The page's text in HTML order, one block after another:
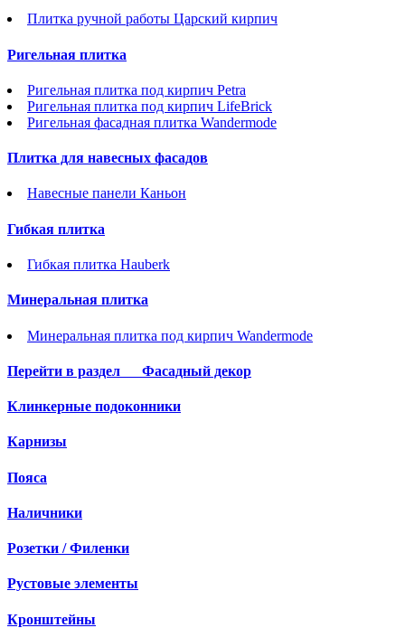
Плитка ручной работы Царский кирпич
Ригельная плитка
Ригельная плитка под кирпич Petra
Ригельная плитка под кирпич LifeBrick
Ригельная фасадная плитка Wandermode
Плитка для навесных фасадов
Навесные панели Каньон
Гибкая плитка
Гибкая плитка Hauberk
Минеральная плитка
Минеральная плитка под кирпич Wandermode
Перейти в раздел Фасадный декор
Клинкерные подоконники
Карнизы
Пояса
Наличники
Розетки / Филенки
Рустовые элементы
Кронштейны